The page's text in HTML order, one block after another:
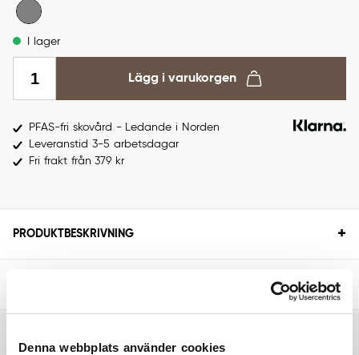
Denna webbplats använder cookies
I lager
Lägg i varukorgen
PFAS-fri skovård - Ledande i Norden
Leveranstid 3-5 arbetsdagar
Fri frakt från 379 kr
PRODUKTBESKRIVNING +
+
RELATERADE PRODUKTER